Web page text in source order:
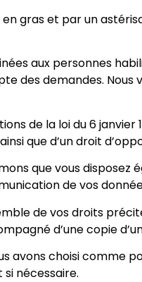
gras et par un
aux personnes
des demandes. Nous
de la loi du 6 janvier
que d’un droit
que vous
de vos
de vos droits
d’une copie
avons choisi
nécessaire.